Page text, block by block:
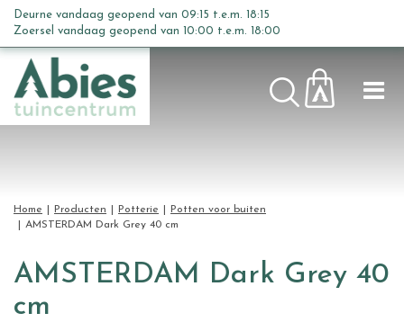
n
Home Producten Potterie
Potten voor buiten
AMSTERDAM Dark Grey 40 cm
Deurne vandaag geopend van 09:15 t.e.m. 18:15
Zoersel vandaag geopend van 10:00 t.e.m. 18:00
AMSTERDAM Dark Grey 40
cm